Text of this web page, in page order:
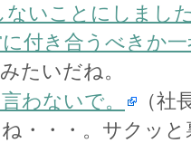
ないことにしまし
付き合うべきか
たいだね。
わないで。
（社
・・・。サクッ